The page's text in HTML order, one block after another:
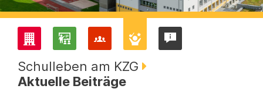
Schulleben am KZG
Aktuelle Beiträge